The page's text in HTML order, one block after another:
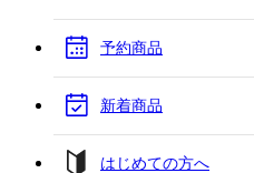
予約商品
新着商品
はじめての方へ